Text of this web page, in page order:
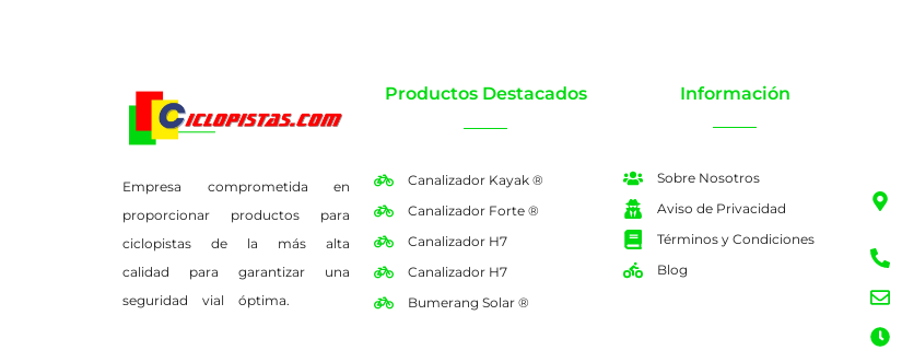
Empresa comprometida en
proporcionar productos para
ciclopistas de la más alta
calidad para garantizar una
seguridad vial óptima.
Productos Destacados
Canalizador Kayak ®
Canalizador Forte ®
Canalizador H7
Canalizador H7
Bumerang Solar ®
Información
Sobre Nosotros
Aviso de Privacidad
Términos y Condiciones
Blog